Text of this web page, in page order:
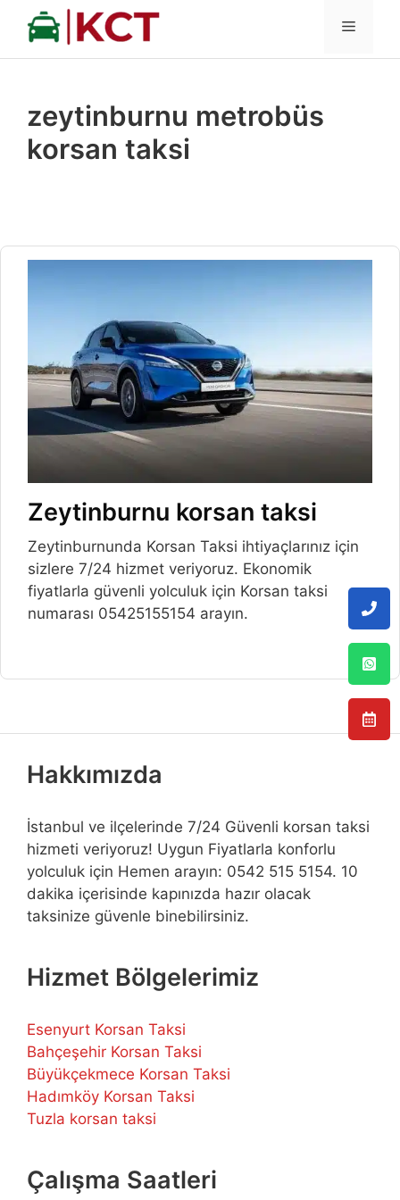
İçeriğe
MENÜ
zeytinburnu metrobüs
korsan taksi
Zeytinburnu korsan taksi
Zeytinburnunda Korsan Taksi ihtiyaçlarınız için
sizlere 7/24 hizmet veriyoruz. Ekonomik
fiyatlarla güvenli yolculuk için Korsan taksi
numarası 05425155154 arayın.
Hakkımızda
İstanbul ve ilçelerinde 7/24 Güvenli korsan taksi
hizmeti veriyoruz! Uygun Fiyatlarla konforlu
yolculuk için Hemen arayın: 0542 515 5154. 10
dakika içerisinde kapınızda hazır olacak
taksinize güvenle binebilirsiniz.
Hizmet Bölgelerimiz
Esenyurt Korsan Taksi
Bahçeşehir Korsan Taksi
Büyükçekmece Korsan Taksi
Hadımköy Korsan Taksi
Tuzla korsan taksi
Çalışma Saatleri